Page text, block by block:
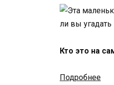
Кто это на
Подробнее